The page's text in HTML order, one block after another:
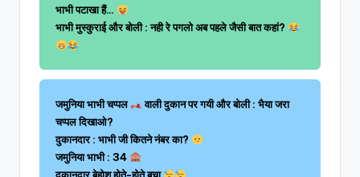
भाभी पटाखा हैं…
भाभी मुस्कुराई और बोली : नही रे पगलो अब पहले जैसी बात कहां?
जमुनिया भाभी चप्पल
वाली दुकान पर गयी और बोली : भैया जरा
चप्पल दिखाओ?
दुकानदार : भाभी जी कितने नंबर का?
जमुनिया भाभी : 34